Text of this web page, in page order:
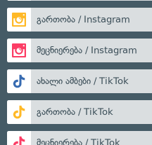
გართობა / Instagram
მეცნიერება / Instagram
ახალი ამბები / TikTok
გართობა / TikTok
მეცნიერება / TikTok